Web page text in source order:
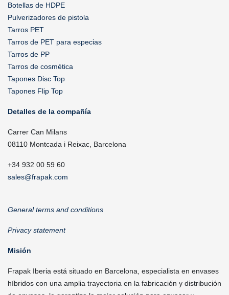
Botellas de HDPE
Pulverizadores de pistola
Tarros PET
Tarros de PET para especias
Tarros de PP
Tarros de cosmética
Tapones Disc Top
Tapones Flip Top
Detalles de la compañía
Carrer Can Milans
08110 Montcada i Reixac, Barcelona
+34 932 00 59 60
sales@frapak.com
General terms and conditions
Privacy statement
Misión
Frapak Iberia está situado en Barcelona, especialista en envases
híbridos con una amplia trayectoria en la fabricación y distribución